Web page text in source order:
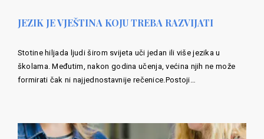
JEZIK JE VJEŠTINA KOJU TREBA RAZVIJATI
Stotine hiljada ljudi širom svijeta uči jedan ili više jezika u
školama. Međutim, nakon godina učenja, većina njih ne može
formirati čak ni najjednostavnije rečenice.Postoji…